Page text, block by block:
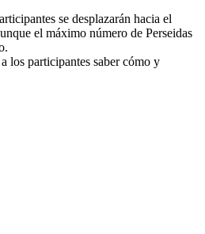
se desplazarán hacia el
el máximo número de Perseidas
los participantes saber cómo y